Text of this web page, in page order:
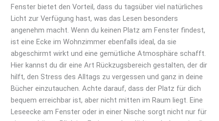
Fenster bietet den Vorteil, dass du tagsüber viel natürliches
Licht zur Verfügung hast, was das Lesen besonders
angenehm macht. Wenn du keinen Platz am Fenster findest,
ist eine Ecke im Wohnzimmer ebenfalls ideal, da sie
abgeschirmt wirkt und eine gemütliche Atmosphäre schafft.
Hier kannst du dir eine Art Rückzugsbereich gestalten, der dir
hilft, den Stress des Alltags zu vergessen und ganz in deine
Bücher einzutauchen. Achte darauf, dass der Platz für dich
bequem erreichbar ist, aber nicht mitten im Raum liegt. Eine
Leseecke am Fenster oder in einer Nische sorgt nicht nur für